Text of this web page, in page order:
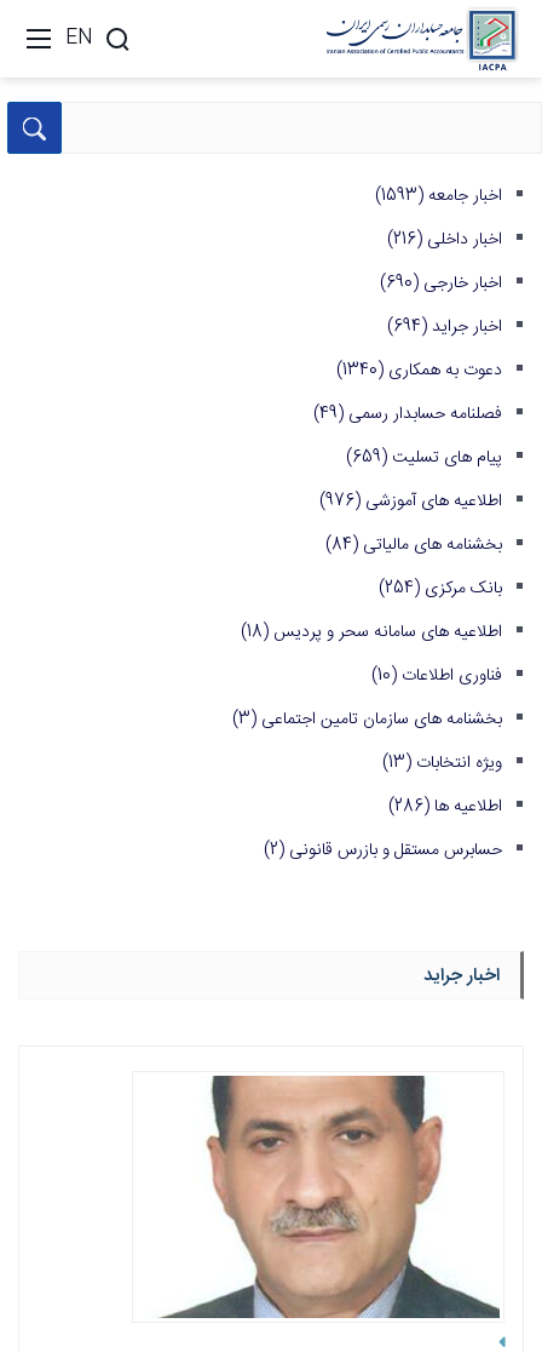
EN
اخبار جامعه (1593)
اخبار داخلی (216)
اخبار خارجی (690)
اخبار جراید(694)
دعوت به همکاری (1340)
فصلنامه حسابدار رسمی (49)
پیام های تسلیت (659)
اطلاعیه های آموزشی (976)
بخشنامه های مالیاتی (84)
بانک مرکزی (254)
اطلاعیه های سامانه سحر و پردیس (18)
فناوری اطلاعات (10)
بخشنامه های سازمان تامین اجتماعی (3)
ویژه انتخابات (13)
اطلاعیه ها (286)
حسابرس مستقل و بازرس قانونی (2)
اخبار جراید